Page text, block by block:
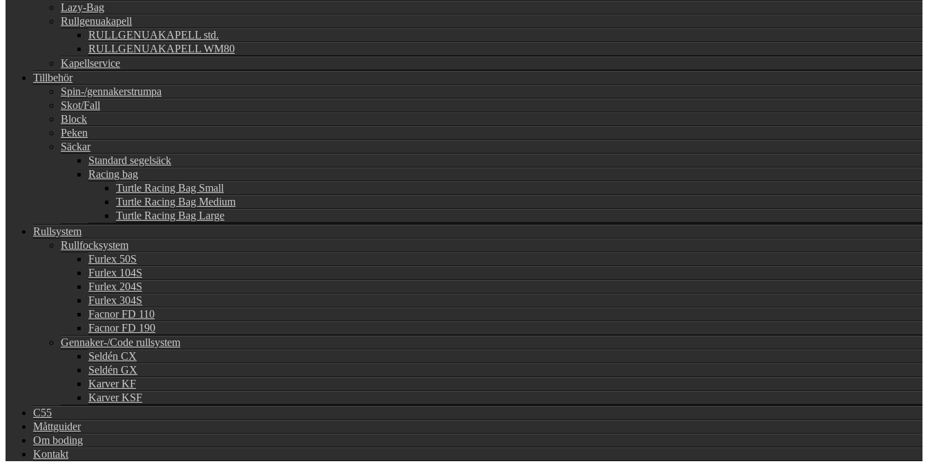
Lazy-Bag
Rullgenuakapell
RULLGENUAKAPELL std.
RULLGENUAKAPELL WM80
Kapellservice
Tillbehör
Spin-/gennakerstrumpa
Skot/Fall
Block
Peken
Säckar
Standard segelsäck
Racing bag
Turtle Racing Bag Small
Turtle Racing Bag Medium
Turtle Racing Bag Large
Rullsystem
Rullfocksystem
Furlex 50S
Furlex 104S
Furlex 204S
Furlex 304S
Facnor FD 110
Facnor FD 190
Gennaker-/Code rullsystem
Seldén CX
Seldén GX
Karver KF
Karver KSF
C55
Måttguider
Om boding
Kontakt